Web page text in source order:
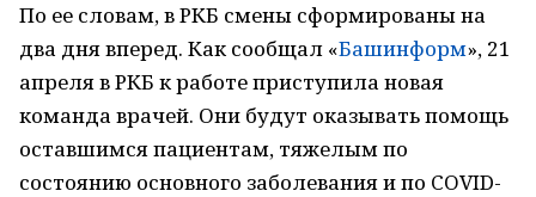
По ее словам, в РКБ смены сформированы на
два дня вперед. Как сообщал «Башинформ», 21
апреля в РКБ к работе приступила новая
команда врачей. Они будут оказывать помощь
оставшимся пациентам, тяжелым по
состоянию основного заболевания и по COVID-